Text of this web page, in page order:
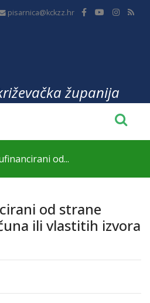
pisarnica@kckzz.hr
županija
od...
od strane
ili vlastitih izvora